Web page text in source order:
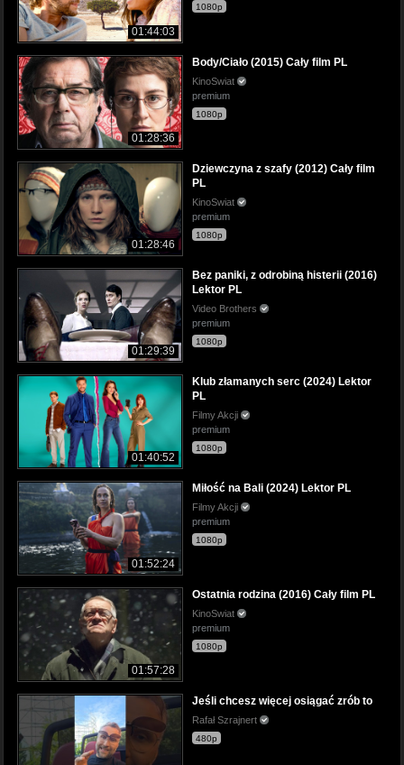
01:44:03
1080p
01:28:36
Body/Ciało (2015) Cały film PL
KinoSwiat
premium
1080p
01:28:46
Dziewczyna z szafy (2012) Cały film
PL
KinoSwiat
premium
1080p
01:29:39
Bez paniki, z odrobiną histerii (2016)
Lektor PL
Video Brothers
premium
1080p
01:40:52
Klub złamanych serc (2024) Lektor
PL
Filmy Akcji
premium
1080p
01:52:24
Miłość na Bali (2024) Lektor PL
Filmy Akcji
premium
1080p
01:57:28
Ostatnia rodzina (2016) Cały film PL
KinoSwiat
premium
1080p
Jeśli chcesz więcej osiągać zrób to
Rafał Szrajnert
480p